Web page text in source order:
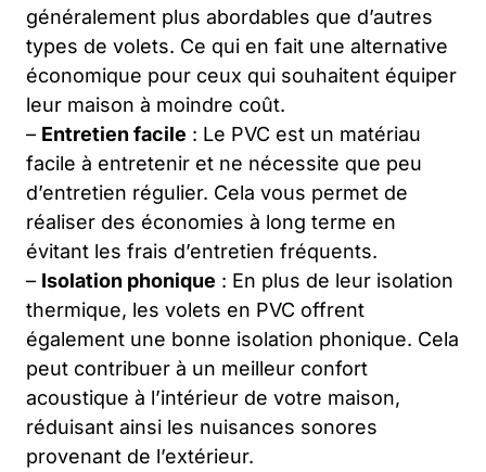
généralement plus abordables que d’autres
types de volets. Ce qui en fait une alternative
économique pour ceux qui souhaitent équiper
leur maison à moindre coût.
– Entretien facile : Le PVC est un matériau
facile à entretenir et ne nécessite que peu
d’entretien régulier. Cela vous permet de
réaliser des économies à long terme en
évitant les frais d’entretien fréquents.
– Isolation phonique : En plus de leur isolation
thermique, les volets en PVC offrent
également une bonne isolation phonique. Cela
peut contribuer à un meilleur confort
acoustique à l’intérieur de votre maison,
réduisant ainsi les nuisances sonores
provenant de l’extérieur.